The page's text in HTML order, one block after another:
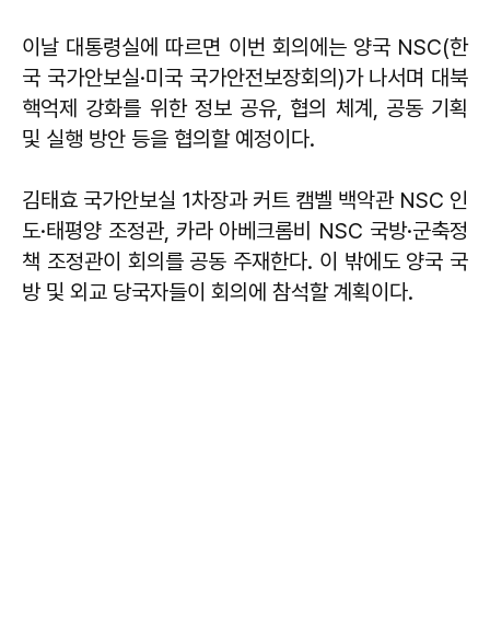
이날 대통령실에 따르면 이번 회의에는 양국 NSC(한
국 국가안보실·미국 국가안전보장회의)가 나서며 대북
핵억제 강화를 위한 정보 공유, 협의 체계, 공동 기획
및 실행 방안 등을 협의할 예정이다.
김태효 국가안보실 1차장과 커트 캠벨 백악관 NSC 인
도·태평양 조정관, 카라 아베크롬비 NSC 국방·군축정
책 조정관이 회의를 공동 주재한다. 이 밖에도 양국 국
방 및 외교 당국자들이 회의에 참석할 계획이다.